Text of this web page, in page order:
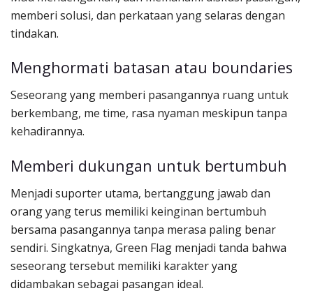
memberi solusi, dan perkataan yang selaras dengan
tindakan.
Menghormati batasan atau boundaries
Seseorang yang memberi pasangannya ruang untuk
berkembang, me time, rasa nyaman meskipun tanpa
kehadirannya.
Memberi dukungan untuk bertumbuh
Menjadi suporter utama, bertanggung jawab dan
orang yang terus memiliki keinginan bertumbuh
bersama pasangannya tanpa merasa paling benar
sendiri. Singkatnya, Green Flag menjadi tanda bahwa
seseorang tersebut memiliki karakter yang
didambakan sebagai pasangan ideal.